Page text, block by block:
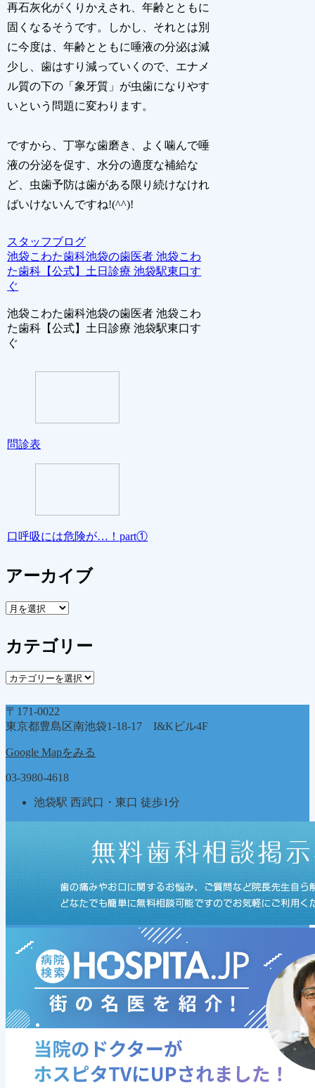
再石灰化がくりかえされ、年齢とともに
固くなるそうです。しかし、それとは別
に今度は、年齢とともに唾液の分泌は減
少し、歯はすり減っていくので、エナメ
ル質の下の「象牙質」が虫歯になりやす
いという問題に変わります。
ですから、丁寧な歯磨き、よく噛んで唾
液の分泌を促す、水分の適度な補給な
ど、虫歯予防は歯がある限り続けなけれ
ばいけないんですね!(^^)!
スタッフブログ
池袋こわた歯科池袋の歯医者 池袋こわ
た歯科【公式】土日診療 池袋駅東口す
ぐ
池袋こわた歯科池袋の歯医者 池袋こわ
た歯科【公式】土日診療 池袋駅東口す
ぐ
問診表
口呼吸には危険が…！part①
アーカイブ
ア
カ
イ
カテゴリー
カ
ゴ
リ
〒171-0022
東京都豊島区南池袋1-18-17 I&Kビル4F
Google Mapをみる
03-3980-4618
池袋駅 西武口・東口 徒歩1分